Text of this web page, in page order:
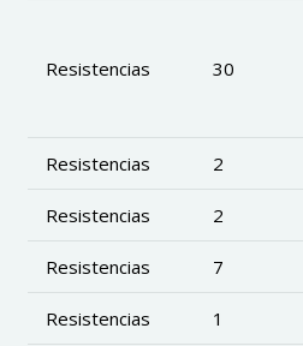
Resistencias 30
Resistencias 2
Resistencias 2
Resistencias 7
Resistencias 1